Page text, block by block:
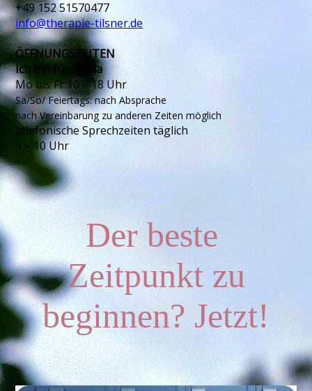
+49 152 51570477
info@therapie-tilsner.de
ÖFFNUNGSZEITEN
Ich bin für Sie da
Mo bis Fr 10 – 18 Uhr
Sa/So/ Feiertags: nach Absprache
nach Vereinbarung zu anderen Zeiten möglich
telefonische Sprechzeiten täglich
9 – 10 Uhr
Der beste
Zeitpunkt zu
beginnen? Jetzt!